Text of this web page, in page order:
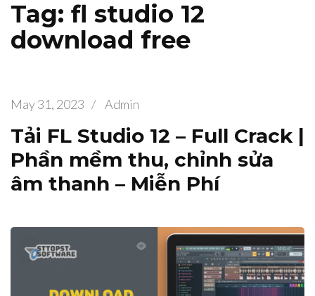
Tag: fl studio 12
download free
May 31, 2023 / Admin
Tải FL Studio 12 – Full Crack |
Phần mềm thu, chỉnh sửa
âm thanh – Miễn Phí